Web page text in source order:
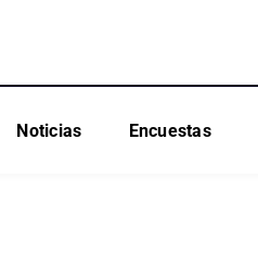
Noticias Encuestas